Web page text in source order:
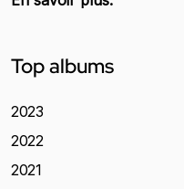
Top albums
2023
2022
2021